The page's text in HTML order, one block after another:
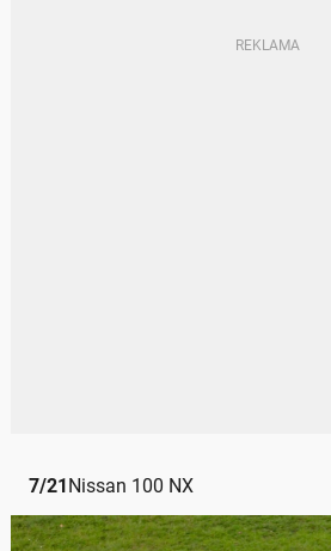
7/21Nissan 100 NX